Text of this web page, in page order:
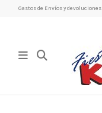
Gastos de Envíos y devoluciones